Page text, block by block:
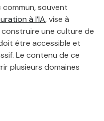
commun, souvent
à l’IA, vise à
une culture de
doit être accessible et
Le contenu de ce
plusieurs domaines